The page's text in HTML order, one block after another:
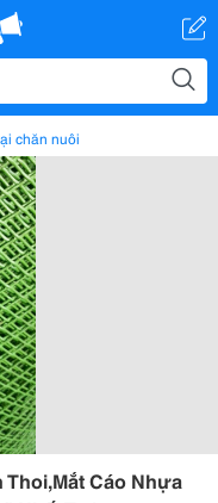
chăn nuôi
Cáo Nhựa